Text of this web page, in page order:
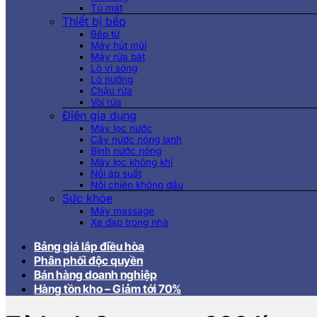
Tủ mát
Thiết bị bếp
Bếp từ
Máy hút mùi
Máy rửa bát
Lò vi sóng
Lò nướng
Chậu rửa
Vòi rửa
Điện gia dụng
Máy lọc nước
Cây nước nóng lạnh
Bình nước nóng
Máy lọc không khí
Nồi áp suất
Nồi chiên không dầu
Sức khỏe
Máy massage
Xe đạp trong nhà
Bảng giá lắp điều hòa
Phân phối độc quyền
Bán hàng doanh nghiệp
Hàng tồn kho – Giảm tới 70%